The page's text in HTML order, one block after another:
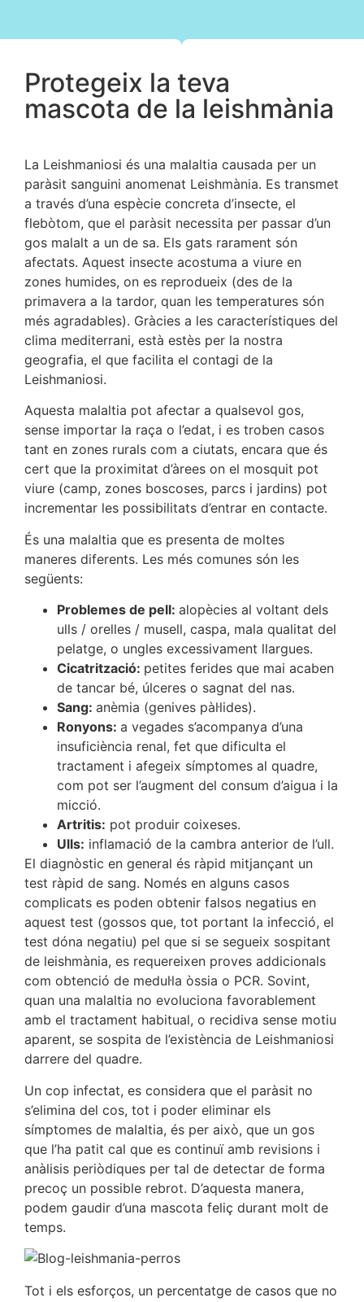
Protegeix la teva
mascota de la leishmània
La Leishmaniosi és una malaltia causada per un
paràsit sanguini anomenat Leishmània. Es transmet
a través d’una espècie concreta d’insecte, el
flebòtom, que el paràsit necessita per passar d’un
gos malalt a un de sa. Els gats rarament són
afectats. Aquest insecte acostuma a viure en
zones humides, on es reprodueix (des de la
primavera a la tardor, quan les temperatures són
més agradables). Gràcies a les característiques del
clima mediterrani, està estès per la nostra
geografia, el que facilita el contagi de la
Leishmaniosi.
Aquesta malaltia pot afectar a qualsevol gos,
sense importar la raça o l’edat, i es troben casos
tant en zones rurals com a ciutats, encara que és
cert que la proximitat d’àrees on el mosquit pot
viure (camp, zones boscoses, parcs i jardins) pot
incrementar les possibilitats d’entrar en contacte.
És una malaltia que es presenta de moltes
maneres diferents. Les més comunes són les
següents:
Problemes de pell: alopècies al voltant dels
ulls / orelles / musell, caspa, mala qualitat del
pelatge, o ungles excessivament llargues.
Cicatrització: petites ferides que mai acaben
de tancar bé, úlceres o sagnat del nas.
Sang: anèmia (genives pàl·lides).
Ronyons: a vegades s’acompanya d’una
insuficiència renal, fet que dificulta el
tractament i afegeix símptomes al quadre,
com pot ser l’augment del consum d’aigua i la
micció.
Artritis: pot produir coixeses.
Ulls: inflamació de la cambra anterior de l’ull.
El diagnòstic en general és ràpid mitjançant un
test ràpid de sang. Només en alguns casos
complicats es poden obtenir falsos negatius en
aquest test (gossos que, tot portant la infecció, el
test dóna negatiu) pel que si se segueix sospitant
de leishmània, es requereixen proves addicionals
com obtenció de medul·la òssia o PCR. Sovint,
quan una malaltia no evoluciona favorablement
amb el tractament habitual, o recidiva sense motiu
aparent, se sospita de l’existència de Leishmaniosi
darrere del quadre.
Un cop infectat, es considera que el paràsit no
s’elimina del cos, tot i poder eliminar els
símptomes de malaltia, és per això, que un gos
que l’ha patit cal que es continuï amb revisions i
anàlisis periòdiques per tal de detectar de forma
precoç un possible rebrot. D’aquesta manera,
podem gaudir d’una mascota feliç durant molt de
temps.
Tot i els esforços, un percentatge de casos que no